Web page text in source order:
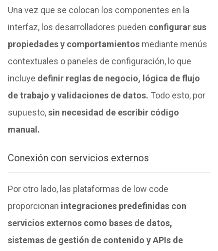
Una vez que se colocan los componentes en la
interfaz, los desarrolladores pueden configurar sus
propiedades y comportamientosmediante menús
contextuales o paneles de configuración, lo que
incluye definir reglas de negocio, lógica de flujo
de trabajo y validaciones de datos. Todo esto, por
supuesto,sin necesidad de escribir código
manual.
Conexión con servicios externos
Por otro lado, las plataformas de low code
proporcionan integraciones predefinidas con
servicios externos como bases de datos,
sistemas de gestión de contenido y APIs de